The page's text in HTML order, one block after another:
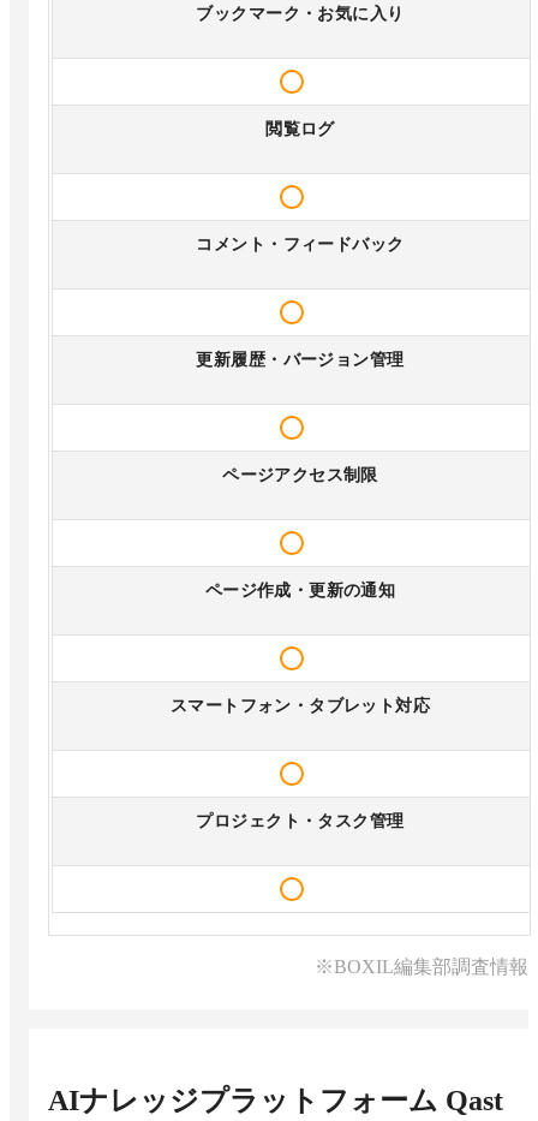
ブックマーク・お気に入り
閲覧ログ
コメント・フィードバック
更新履歴・バージョン管理
ページアクセス制限
ページ作成・更新の通知
スマートフォン・タブレット対応
プロジェクト・タスク管理
※BOXIL編集部調査情報
AIナレッジプラットフォーム Qast